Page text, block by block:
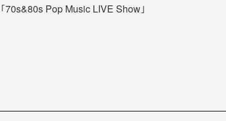
｢70s&80s Pop Music LIVE Show｣